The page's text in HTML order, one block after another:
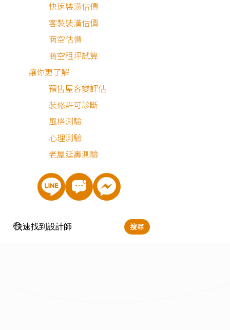
快速裝潢估價
客製裝潢估價
商空估價
商空租坪試算
讓你更了解
預售屋客變評估
裝修許可診斷
風格測驗
心理測驗
老屋延壽測驗
搜尋